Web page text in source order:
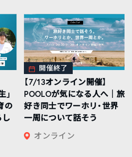
」
の
し
開催終了
【7/13オンライン開催】
POOLOが気になる人へ｜旅
好き同士でワーホリ・世界
一周について話そう
オンライン